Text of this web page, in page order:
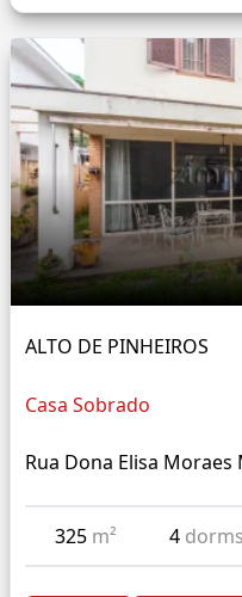
ALTO DE PINHEIROS
Casa Sobrado
Rua Dona Elisa Moraes
325 m² 4 dorms